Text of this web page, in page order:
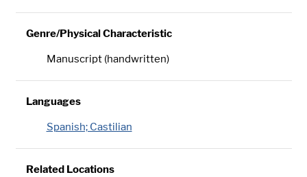
Genre/Physical Characteristic
Manuscript (handwritten)
Languages
Spanish; Castilian
Related Locations